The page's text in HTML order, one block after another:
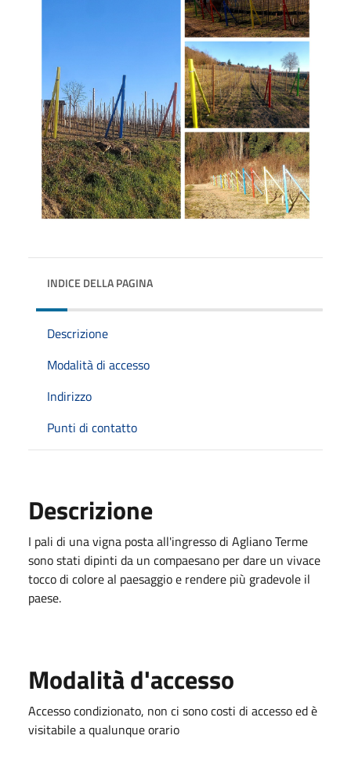
INDICE DELLA PAGINA
Descrizione
Modalità di accesso
Indirizzo
Punti di contatto
Descrizione
I pali di una vigna posta all'ingresso di Agliano Terme
sono stati dipinti da un compaesano per dare un vivace
tocco di colore al paesaggio e rendere più gradevole il
paese.
Modalità d'accesso
Accesso condizionato, non ci sono costi di accesso ed è
visitabile a qualunque orario